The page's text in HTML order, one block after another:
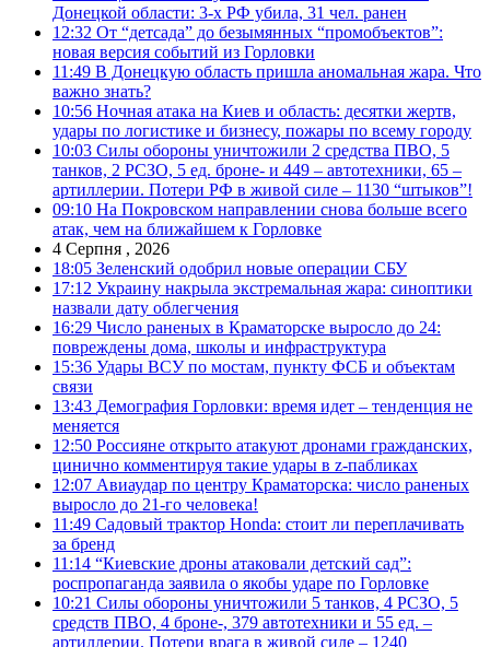
Донецкой области: 3-х РФ убила, 31 чел. ранен
12:32 От “детсада” до безымянных “промобъектов”:
новая версия событий из Горловки
11:49 В Донецкую область пришла аномальная жара. Что
важно знать?
10:56 Ночная атака на Киев и область: десятки жертв,
удары по логистике и бизнесу, пожары по всему городу
10:03 Силы обороны уничтожили 2 средства ПВО, 5
танков, 2 РСЗО, 5 ед. броне- и 449 – автотехники, 65 –
артиллерии. Потери РФ в живой силе – 1130 “штыков”!
09:10 На Покровском направлении снова больше всего
атак, чем на ближайшем к Горловке
4 Серпня , 2026
18:05 Зеленский одобрил новые операции СБУ
17:12 Украину накрыла экстремальная жара: синоптики
назвали дату облегчения
16:29 Число раненых в Краматорске выросло до 24:
повреждены дома, школы и инфраструктура
15:36 Удары ВСУ по мостам, пункту ФСБ и объектам
связи
13:43 Демография Горловки: время идет – тенденция не
меняется
12:50 Россияне открыто атакуют дронами гражданских,
цинично комментируя такие удары в z-пабликах
12:07 Авиаудар по центру Краматорска: число раненых
выросло до 21-го человека!
11:49 Садовый трактор Honda: стоит ли переплачивать
за бренд
11:14 “Киевские дроны атаковали детский сад”:
роспропаганда заявила о якобы ударе по Горловке
10:21 Силы обороны уничтожили 5 танков, 4 РСЗО, 5
средств ПВО, 4 броне-, 379 автотехники и 55 ед. –
артиллерии. Потери врага в живой силе – 1240